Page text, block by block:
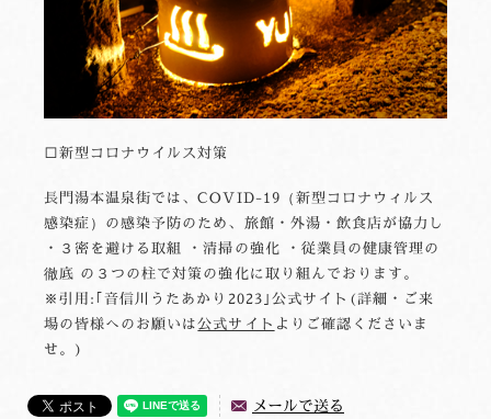
□新型コロナウイルス対策
長門湯本温泉街では、COVID-19（新型コロナウィルス
感染症）の感染予防のため、旅館・外湯・飲食店が協力し
・３密を避ける取組 ・清掃の強化 ・従業員の健康管理の
徹底 の３つの柱で対策の強化に取り組んでおります。
※引用:｢音信川うたあかり2023｣公式サイト(詳細・ご来
場の皆様へのお願いは公式サイト よりご確認くださいま
せ。)
メールで送る